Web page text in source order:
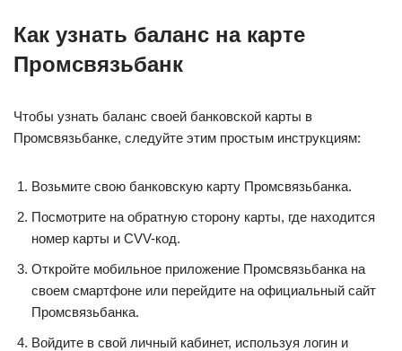
Как узнать баланс на карте
Промсвязьбанк
Чтобы узнать баланс своей банковской карты в
Промсвязьбанке, следуйте этим простым инструкциям:
Возьмите свою банковскую карту Промсвязьбанка.
Посмотрите на обратную сторону карты, где находится
номер карты и CVV-код.
Откройте мобильное приложение Промсвязьбанка на
своем смартфоне или перейдите на официальный сайт
Промсвязьбанка.
Войдите в свой личный кабинет, используя логин и